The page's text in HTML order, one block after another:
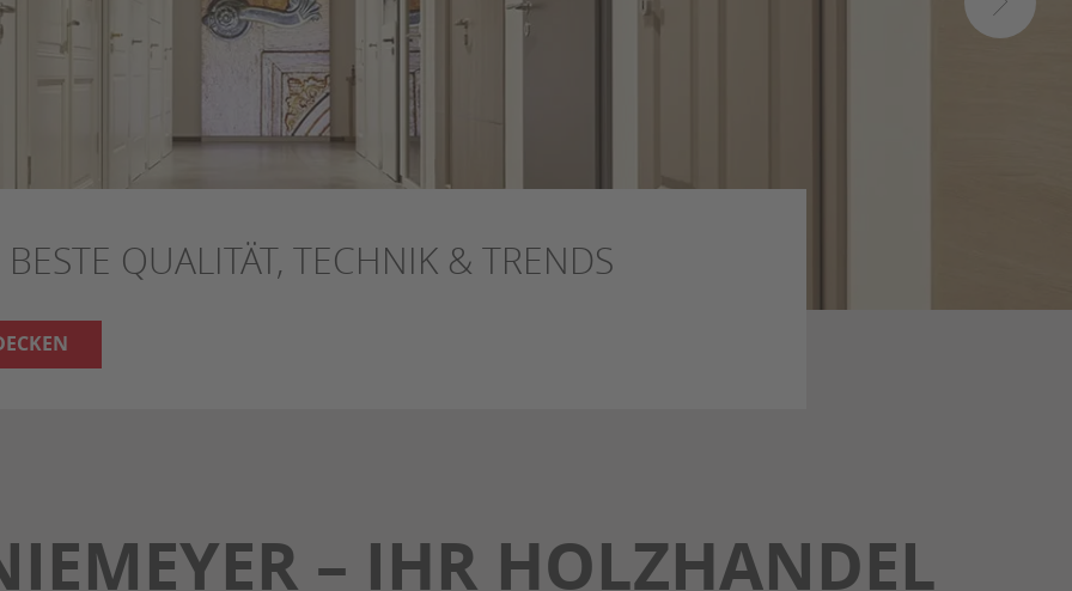
QUALITÄT, TECHNIK & TRENDS
– IHR HOLZHANDEL